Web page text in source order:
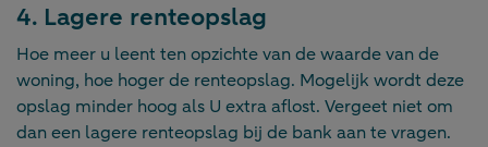
4. Lagere renteopslag
Hoe meer u leent ten opzichte van de waarde van de
woning, hoe hoger de renteopslag. Mogelijk wordt deze
opslag minder hoog als U extra aflost. Vergeet niet om
dan een lagere renteopslag bij de bank aan te vragen.